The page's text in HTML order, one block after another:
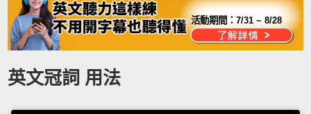
活動期間：7/31 ~ 8/28
英文冠詞 用法